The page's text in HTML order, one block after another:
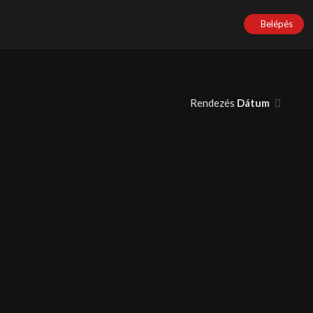
Belépés
Rendezés Dátum